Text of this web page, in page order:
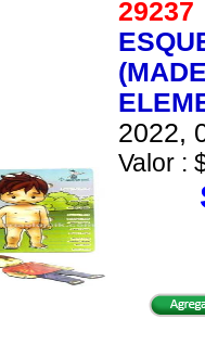
2022,
Valor :